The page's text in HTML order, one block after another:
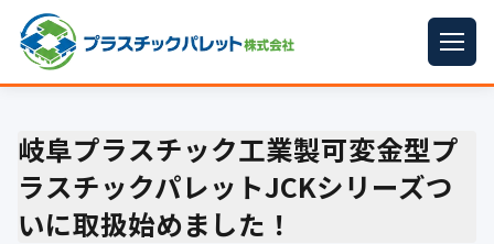
パレットサイズ
プラパレット
岐阜プラスチック工業製可変金型プ
ラスチックパレットJCKシリーズつ
いに取扱始めました！